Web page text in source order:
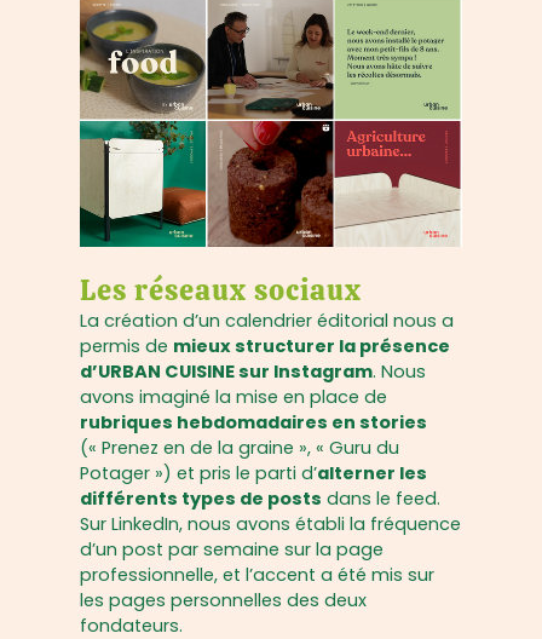
Les réseaux sociaux
La création d’un calendrier éditorial nous a
permis de mieux structurer la présence
d’URBAN CUISINE sur Instagram. Nous
avons imaginé la mise en place de
rubriques hebdomadaires en stories
(« Prenez en de la graine », « Guru du
Potager ») et pris le parti d’alterner les
différents types de posts dans le feed.
Sur LinkedIn, nous avons établi la fréquence
d’un post par semaine sur la page
professionnelle, et l’accent a été mis sur
les pages personnelles des deux
fondateurs.